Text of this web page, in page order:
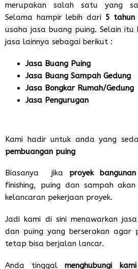
merupakan salah satu yang
Selama hampir lebih dari 5 tahun
usaha jasa buang puing. Selain itu
jasa lainnya sebagai berikut :
Jasa Buang Puing
Jasa Buang Sampah Gedung
Jasa Bongkar Rumah/Gedung
Jasa Pengurugan
Kami hadir untuk anda yang
pembuangan puing
Biasanya jika proyek
finishing, puing dan sampah
kelancaran pekerjaan proyek.
Jadi kami di sini menawarkan
dan puing yang berserakan agar
tetap bisa berjalan lancar.
Anda tinggalmenghubungi kami